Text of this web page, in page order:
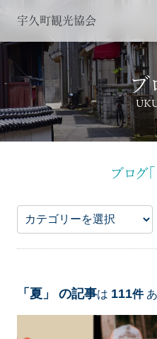
宇久町観光協会
ブ
ブログ「
「夏」 の記事は 111件